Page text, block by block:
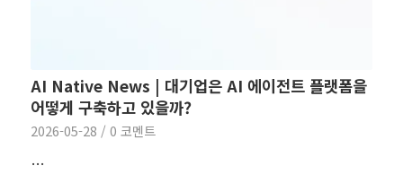
AI Native News | 대기업은 AI 에이전트 플랫폼을
어떻게 구축하고 있을까?
2026-05-28 / 0 코멘트
…